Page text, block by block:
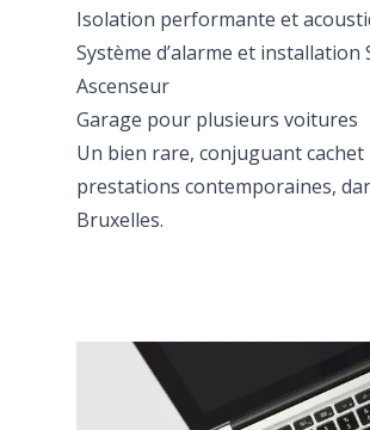
Isolation performante et
Système d’alarme et installation
Ascenseur
Garage pour plusieurs voitures
Un bien rare, conjuguant
prestations contemporaines,
Bruxelles.